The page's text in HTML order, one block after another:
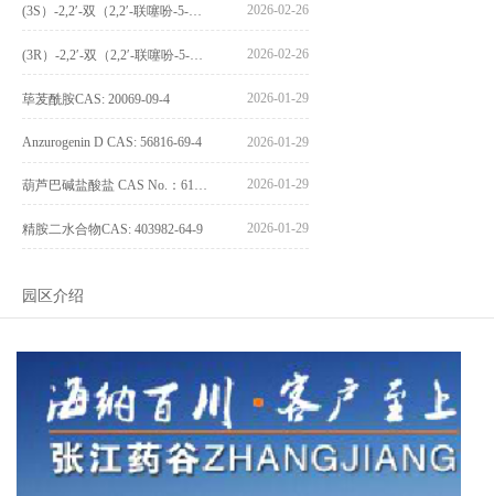
2026-02-26
2026-02-26
荜茇酰胺CAS: 20069-09-4 2026-01-29
Anzurogenin D CAS: 56816-69-4 2026-01-29
2026-01-29
精胺二水合物CAS: 403982-64-9 2026-01-29
园区介绍